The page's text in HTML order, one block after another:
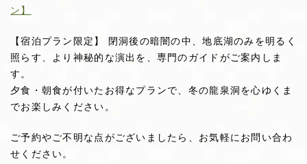
ン】
【宿泊プラン限定】 閉洞後の暗闇の中、地底湖のみを明るく
照らす、より神秘的な演出を、専門のガイドがご案内しま
す。
夕食・朝食が付いたお得なプランで、冬の龍泉洞を心ゆくま
でお楽しみください。
ご予約やご不明な点がございましたら、お気軽にお問い合わ
せください。